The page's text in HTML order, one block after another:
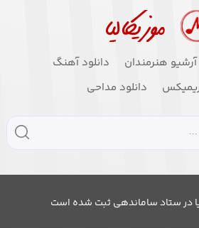
آرشیو هنرمندان
دانلود آهنگ
ریمیکس
دانلود مداحی
در ستاد ساماندهی ثبت شده است